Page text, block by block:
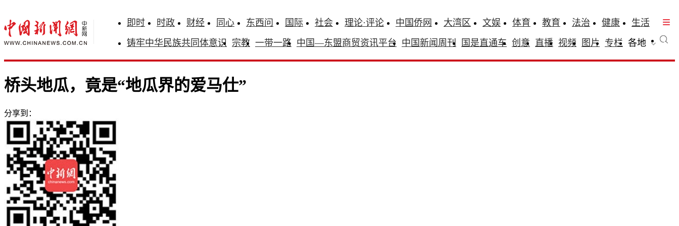
即时 时政 财经 同心 东西问 国际 社会 理论·评论 中国侨网 大湾区 文娱 体育 教育 法治 健康
生活
铸牢中华民族共同体意识 宗教 一带一路 中国—东盟商贸资讯平台 中国新闻周刊 国是直通车 创意 直播 视频 图片 专栏 各地
桥头地瓜，竟是“地瓜界的爱马仕”
分享到：